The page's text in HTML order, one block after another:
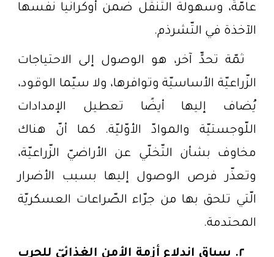
عامّةً، وسهولة التّنقّل ضمن أوكرانيا نفسها
الآخذة في التّشرذم.
ثمّة تحدٍّ آخر، هو الوصول إلى الاحتياجات
الزّراعيّة الأساسيّة وتوافرها، ولا سيّما الوقود،
يُضاف إليها أيضًا تعطيل الإمدادات
اللّوجستيّة والموادّ الأوّليّة. كما أنّ هناك
مخاوف بشأن التّخلّي عن الأراضيّ الزّراعيّة،
وتعذّر فرص الوصول إليها بسبب الأضرار
الّتي تلحق بها من جرّاء الصّراعات العسكريّة
المحتدمة.
٢. سياق اندلاع أزمة الأمن الغذائيّ للحرب